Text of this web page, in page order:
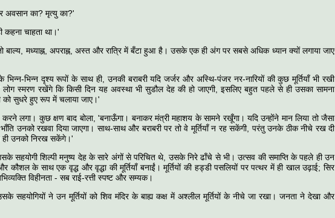
का? मृत्यु का?'
कहना चाहता था।'
बाल्य, मध्याह्न, अपराह्न, अस्त और रात्रि में बँटा हुआ है। उसके एक ही अंग पर सबसे अधिक ध्यान क्यों लगाया जाए
भिन्न-भिन्न दृश्य रूपों के साथ ही, उनकी बराबरी यदि जर्जर और अस्थि-पंजर नर-नारियों की कुछ मूर्तियाँ भी रखी
लोग स्मरण रखेंगे कि किसी दिन यह अवस्था भी सुडौल देह की हो जाएगी, इसलिए बहुत पहले से ही उसका सामना
सुधरे हुए रूप में चलाया जाए।'
करने लगा। कुछ क्षण बाद बोला, 'बनाऊँगा। बनाकर मंत्री महाशय के सामने रखूँगा। यदि उन्होंने मान लिया तो जैसा
उनको रखवा दिया जाएगा। साथ-साथ और बराबरी पर तो वे मूर्तियाँ न रह सकेंगी, परंतु उनके ठीक नीचे रख दी
ही उनको निरख सकेंगे।'
सहयोगी शिल्पी मनुष्य देह के सारे अंगों से परिचित थे, उसके निरे ढाँचे से भी। उत्सव की समाप्ति के पहले ही उन
कौशल के साथ एक वृद्ध और वृद्धा की मूर्तियाँ बनाईं। मूर्तियों की हड्डी पसलियों पर पत्थर में ही खाल उढ़ाई; सिर
विहीनता - सब राई-रत्ती स्पष्ट और सम्यक।
सहयोगियों ने उन मूर्तियों को शिव मंदिर के बाह्य कक्ष में अश्लील मूर्तियों के नीचे जा रखा। जनता ने देखा और